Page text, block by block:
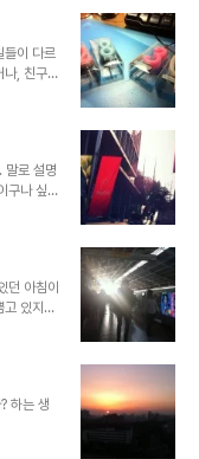
들이 다르
나, 친구들
좀 더
고민해
2009년
당시에 생
었는데 함
한번 뭉
말로 설명
구나 싶더
던 아침이
고 있지만
하는 생